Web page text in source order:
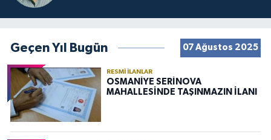
Geçen Yıl Bugün 07 Ağustos 2025
RESMI İLANLAR
OSMANİYE SERİNOVA
MAHALLESİNDE TAŞINMAZIN İLANI